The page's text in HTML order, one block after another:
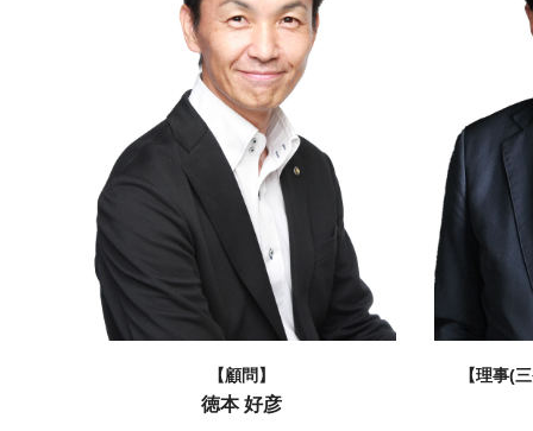
【顧問】
徳本 好彦
【理事(